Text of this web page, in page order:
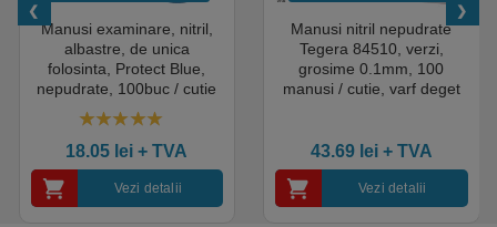
Manusi examinare, nitril,
albastre, de unica
folosinta, Protect Blue,
nepudrate, 100buc / cutie
pentru medical, HoReCa,
saloane si domeniul
industrial, calitate premium
18.05 lei + TVA
Vezi detalii
Manusi nitril nepudrate
Tegera 84510, verzi,
grosime 0.1mm, 100
manusi / cutie, varf deget
43.69 lei+ TVA
Vezi detalii